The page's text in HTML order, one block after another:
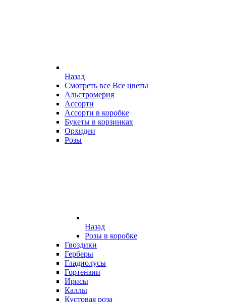
Назад
Смотреть все Все цветы
Альстромерия
Ассорти
Ассорти в коробке
Букеты в корзинках
Орхидеи
Розы
Назад
Розы в коробке
Гвоздики
Герберы
Гладиолусы
Гортензии
Ирисы
Каллы
Кустовая роза